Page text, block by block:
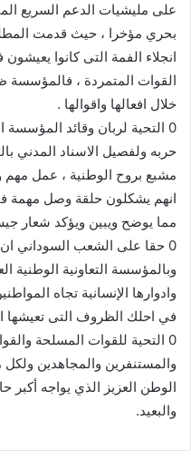
على مليشيات الدعم السريع
بحري مؤخرا ، حيث قدمت
انجلاء الفمة التى كانوا
القوات المتمردة ،
خلال افعالها واقوالها .
0 التحية لربان وقائد المؤسسة
حربه ولفصيل الاسناد المدني
مشبع بروح الوطنية ، عمل مهم
انهم يشكلون حلقة وصل مهمة
مما يوضح ويبين ويؤكد شعار
0 حقا على الشعب السوداني
وبالمؤسسة التعاونية الوطنية
وادوارها الإنسانية تجاه
في احلك الظروف التى تعيشها
0 التحية للقوات المسلحة
والمستنفرين والمجاهدين
الوطن العزيز الذي يواجه أكبر
والبعيد.